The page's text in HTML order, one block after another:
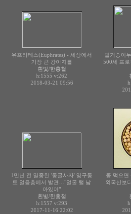
유프라테스(Euphrates) - 세상에서
가장 큰 강아지를
흰빛/한홍철
h:1555 v:262
2018-03-21 09:56
벌거숭이
500세 프
1만년 전 멸종한 '동굴사자' 영구동
토 얼음층에서 발견…"얼굴 털 남
아있어"
흰빛/한홍철
h:1557 v:293
2017-11-16 22:02
콩 먹으
외국산보